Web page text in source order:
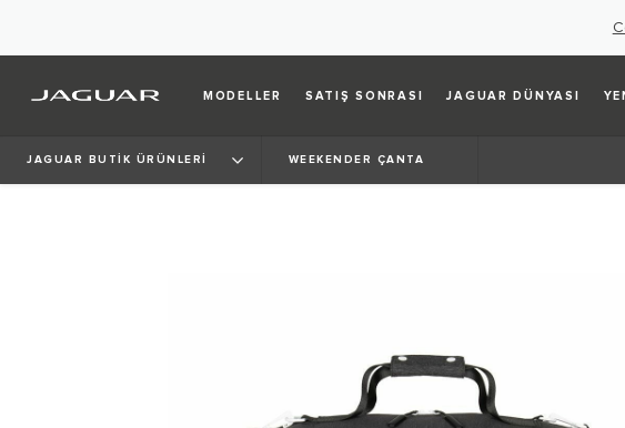
MODELLER SATIŞ SONRASI JAGUAR DÜNYASI
JAGUAR BUTİK ÜRÜNLERİ WEEKENDER ÇANTA